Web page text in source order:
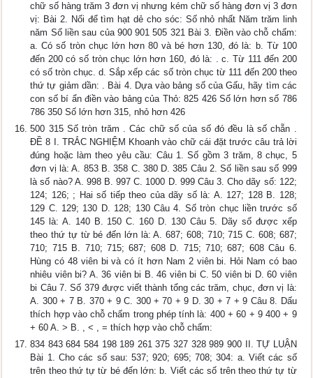
chữ số hàng trăm 3 đơn vị nhưng kém chữ số hàng đơn vị 3 đơn
vị: Bài 2. Nối để tìm hạt dẻ cho sóc: Số nhỏ nhất Năm trăm linh
năm Số liền sau của 900 901 505 321 Bài 3. Điền vào chỗ chấm:
a. Có số tròn chục lớn hơn 80 và bé hơn 130, đó là: b. Từ 100
đến 200 có số tròn chục lớn hơn 160, đó là: . c. Từ 111 đến 200
có số tròn chục. d. Sắp xếp các số tròn chục từ 111 đến 200 theo
thứ tự giảm dần: . Bài 4. Dựa vào bảng số của Gấu, hãy tìm các
con số bí ẩn điền vào bảng của Thỏ: 825 426 Số lớn hơn số 786
786 350 Số lớn hơn 315, nhỏ hơn 426
500 315 Số tròn trăm . Các chữ số của số đó đều là số chẵn .
ĐỀ 8 I. TRẮC NGHIỆM Khoanh vào chữ cái đặt trước câu trả lời
đúng hoặc làm theo yêu cầu: Câu 1. Số gồm 3 trăm, 8 chục, 5
đơn vị là: A. 853 B. 358 C. 380 D. 385 Câu 2. Số liền sau số 999
là số nào? A. 998 B. 997 C. 1000 D. 999 Câu 3. Cho dãy số: 122;
124; 126; ; Hai số tiếp theo của dãy số là: A. 127; 128 B. 128;
129 C. 129; 130 D. 128; 130 Câu 4. Số tròn chục liền trước số
145 là: A. 140 B. 150 C. 160 D. 130 Câu 5. Dãy số được xếp
theo thứ tự từ bé đến lớn là: A. 687; 608; 710; 715 C. 608; 687;
710; 715 B. 710; 715; 687; 608 D. 715; 710; 687; 608 Câu 6.
Hùng có 48 viên bi và có ít hơn Nam 2 viên bi. Hỏi Nam có bao
nhiêu viên bi? A. 36 viên bi B. 46 viên bi C. 50 viên bi D. 60 viên
bi Câu 7. Số 379 được viết thành tổng các trăm, chục, đơn vị là:
A. 300 + 7 B. 370 + 9 C. 300 + 70 + 9 D. 30 + 7 + 9 Câu 8. Dấu
thích hợp vào chỗ chấm trong phép tính là: 400 + 60 + 9 400 + 9
+ 60 A. > B. , < , = thích hợp vào chỗ chấm:
834 843 684 584 198 189 261 375 327 328 989 900 II. TỰ LUẬN
Bài 1. Cho các số sau: 537; 920; 695; 708; 304: a. Viết các số
trên theo thứ tự từ bé đến lớn: b. Viết các số trên theo thứ tự từ